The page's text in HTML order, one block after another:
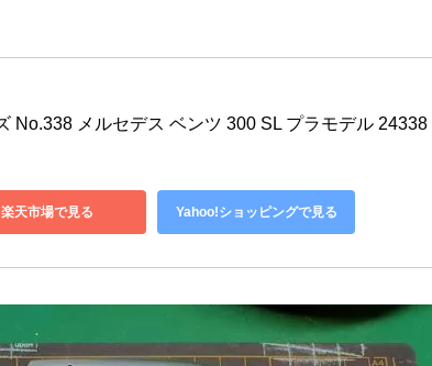
No.338 メルセデス ベンツ 300 SL プラモデル 24338
楽天市場で見る Yahoo!ショッピングで見る